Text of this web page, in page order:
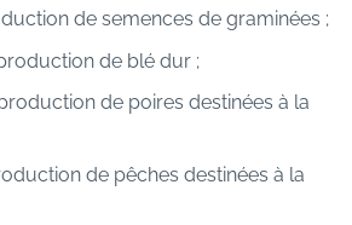
de semences de graminées ;
de blé dur ;
de poires destinées à la
de pêches destinées à la